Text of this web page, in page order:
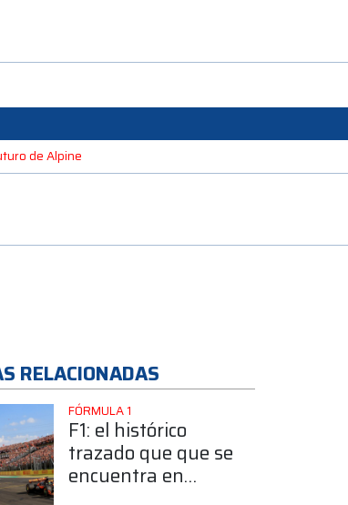
de Alpine
RELACIONADAS
FÓRMULA 1
F1: el histórico
trazado que que se
encuentra en